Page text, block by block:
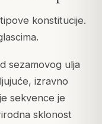
konstitucije.
sezamovog ulja
izravno
sekvence je
sklonost